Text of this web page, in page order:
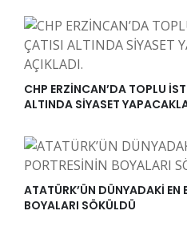
CHP ERZİNCAN’DA TOPLU
ALTINDA SİYASET
ATATÜRK’ÜN DÜNYADAKİ EN
BOYALARI SÖKÜLDÜ